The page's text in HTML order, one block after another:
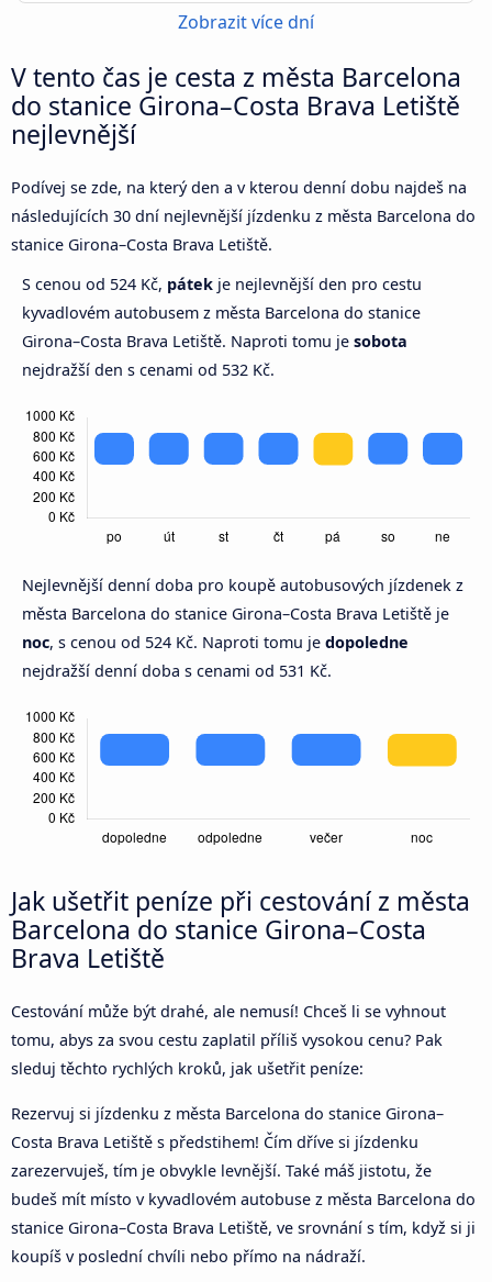
Zobrazit více dní
V tento čas je cesta z města Barcelona
do stanice Girona–Costa Brava Letiště
nejlevnější
Podívej se zde, na který den a v kterou denní dobu najdeš na
následujících 30 dní nejlevnější jízdenku z města Barcelona do
stanice Girona–Costa Brava Letiště.
S cenou od 524 Kč, pátek je nejlevnější den pro cestu
kyvadlovém autobusem z města Barcelona do stanice
Girona–Costa Brava Letiště. Naproti tomu je sobota
nejdražší den s cenami od 532 Kč.
Nejlevnější denní doba pro koupě autobusových jízdenek z
města Barcelona do stanice Girona–Costa Brava Letiště je
noc, s cenou od 524 Kč. Naproti tomu je dopoledne
nejdražší denní doba s cenami od 531 Kč.
Jak ušetřit peníze při cestování z města
Barcelona do stanice Girona–Costa
Brava Letiště
Cestování může být drahé, ale nemusí! Chceš li se vyhnout
tomu, abys za svou cestu zaplatil příliš vysokou cenu? Pak
sleduj těchto rychlých kroků, jak ušetřit peníze:
Rezervuj si jízdenku z města Barcelona do stanice Girona–
Costa Brava Letiště s předstihem! Čím dříve si jízdenku
zarezervuješ, tím je obvykle levnější. Také máš jistotu, že
budeš mít místo v kyvadlovém autobuse z města Barcelona do
stanice Girona–Costa Brava Letiště, ve srovnání s tím, když si ji
koupíš v poslední chvíli nebo přímo na nádraží.